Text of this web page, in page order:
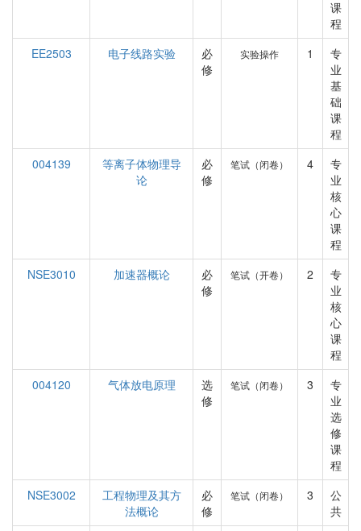
课
程
EE2503
电子线路实验
必
修
实验操作 1
专
业
基
础
课
程
004139
等离子体物理导
论
必
修
笔试（闭卷） 4
专
业
核
心
课
程
NSE3010
加速器概论
必
修
笔试（开卷） 2
专
业
核
心
课
程
004120
气体放电原理
选
修
笔试（闭卷） 3
专
业
选
修
课
程
NSE3002
工程物理及其方
法概论
必
修
笔试（闭卷） 3
公
共